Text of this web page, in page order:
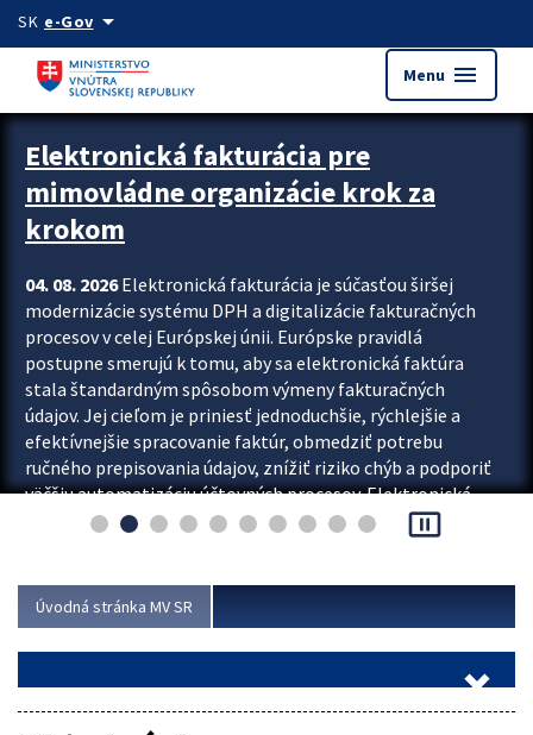
Preskocit na hlavný obsah
SK e-Govarrow_drop_down
Menu menu
Zastavit automatický posun upútavok
Elektronická fakturácia pre
mimovládne organizácie krok za
krokom
04. 08. 2026Elektronická fakturácia je súčasťou širšej
modernizácie systému DPH a digitalizácie fakturačných
procesov v celej Európskej únii. Európske pravidlá
postupne smerujú k tomu, aby sa elektronická faktúra
stala štandardným spôsobom výmeny fakturačných
údajov. Jej cieľom je priniesť jednoduchšie, rýchlejšie a
efektívnejšie spracovanie faktúr, obmedziť potrebu
ručného prepisovania údajov, znížiť riziko chýb a podporiť
väčšiu automatizáciu účtovných procesov. Elektronická
fakturácia preto nepredstavuje...
pause_presentation
Úvodná stránka MV SR